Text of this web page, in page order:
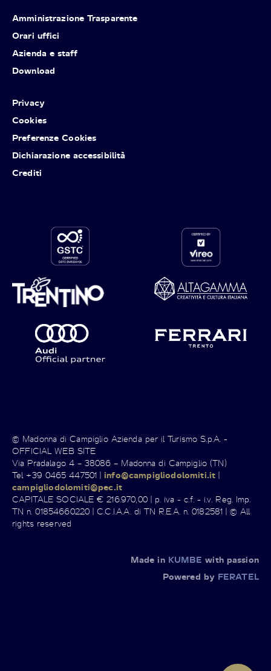
Amministrazione Trasparente
Orari uffici
Azienda e staff
Download
Privacy
Cookies
Preferenze Cookies
Dichiarazione accessibilità
Crediti
© Madonna di Campiglio Azienda per il Turismo S.p.A. -
OFFICIAL WEB SITE
Via Pradalago 4 – 38086 – Madonna di Campiglio (TN)
Tel +39 0465 447501 |info@campigliodolomiti.it |
campigliodolomiti@pec.it
CAPITALE SOCIALE € 216.970,00 | p. iva - c.f. - i.v. Reg. Imp.
TN n. 01854660220 | C.C.I.A.A. di TN R.E.A. n. 0182581 | © All
rights reserved
Made in KUMBE with passion
Powered by FERATEL